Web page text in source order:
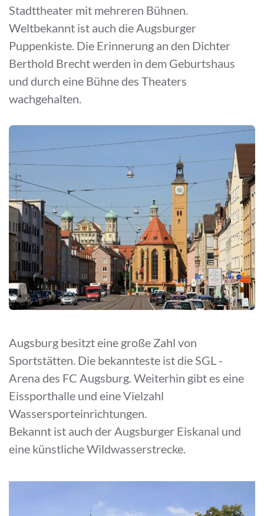
Stadttheater mit mehreren Bühnen.
Weltbekannt ist auch die Augsburger
Puppenkiste. Die Erinnerung an den Dichter
Berthold Brecht werden in dem Geburtshaus
und durch eine Bühne des Theaters
wachgehalten.
Augsburg besitzt eine große Zahl von
Sportstätten. Die bekannteste ist die SGL -
Arena des FC Augsburg. Weiterhin gibt es eine
Eissporthalle und eine Vielzahl
Wassersporteinrichtungen.
Bekannt ist auch der Augsburger Eiskanal und
eine künstliche Wildwasserstrecke.